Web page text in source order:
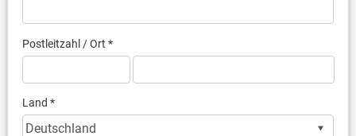
Postleitzahl / Ort *
Land *